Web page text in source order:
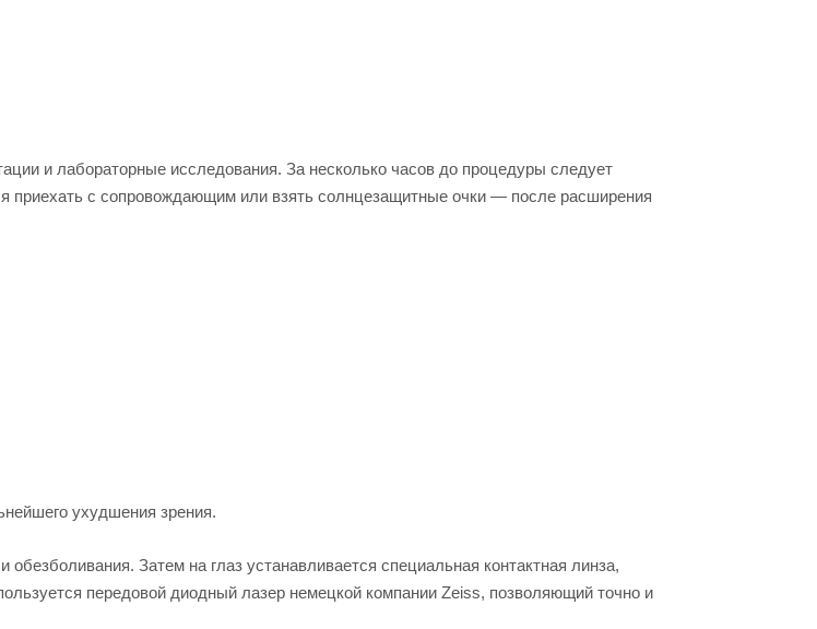
и лабораторные исследования. За несколько часов до процедуры следует
приехать с сопровождающим или взять солнцезащитные очки — после расширения
ухудшения зрения.
Затем на глаз устанавливается специальная контактная линза,
передовой диодный лазер немецкой компании Zeiss, позволяющий точно и